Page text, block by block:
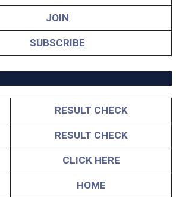
JOIN
SUBSCRIBE
RESULT CHECK
RESULT CHECK
CLICK HERE
HOME